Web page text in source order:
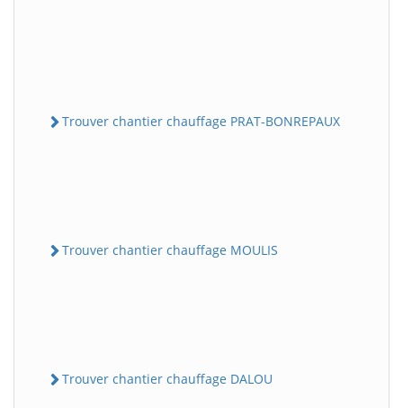
Trouver chantier chauffage PRAT-BONREPAUX
Trouver chantier chauffage MOULIS
Trouver chantier chauffage DALOU